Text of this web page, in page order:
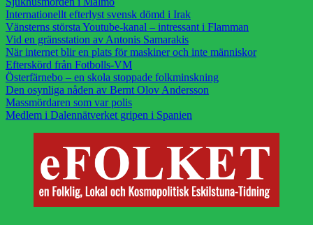
Internationellt efterlyst svensk dömd i Irak
Vänsterns största Youtube-kanal – intressant i Flamman
Vid en gränsstation av Antonis Samarakis
När internet blir en plats för maskiner och inte människor
Efterskörd från Fotbolls-VM
Österfärnebo – en skola stoppade folkminskning
Den osynliga nåden av Bernt Olov Andersson
Massmördaren som var polis
Medlem i Dalennätverket gripen i Spanien